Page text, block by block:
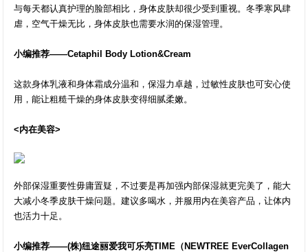
与每天都认真护理的脸部相比，身体皮肤却很少受到重视。冬季寒风肆
虐，空气干燥无比，身体皮肤也需要水润的保湿管理。
小编推荐——Cetaphil Body Lotion&Cream
这款身体乳液和身体霜成分温和，保湿力卓越，过敏性皮肤也可安心使
用，能让粗糙干燥的身体皮肤变得细腻柔嫩。
<内在美容>
外部保湿重要性毋庸置疑，不过要是再加强内部保湿就更完美了，能大
大减小冬季皮肤干燥问题。建议多喝水，并服用内在美容产品，让体内
也活力十足。
小编推荐——(株)纽途丽爱我可乐亮TIME（NEWTREE EverCollagen